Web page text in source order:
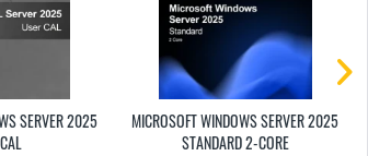
SERVER 2025
MICROSOFT WINDOWS SERVER 2025
STANDARD 2-CORE